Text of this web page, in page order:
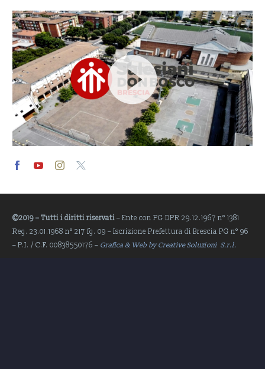
Player
©2019 – Tutti i diritti riservati – Ente con PG DPR 29.12.1967 n° 1381
Reg. 23.01.1968 n° 217 fg. 09 – Iscrizione Prefettura di Brescia PG n° 96
– P.I. / C.F. 00838550176 – Grafica & Web by Creative Soluzioni S.r.l.